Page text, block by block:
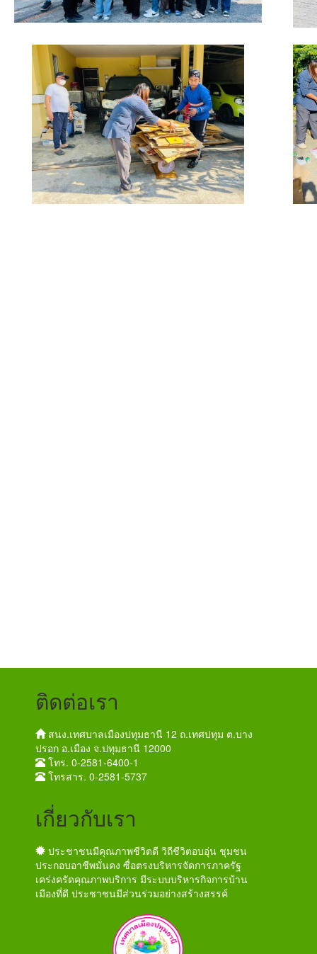
ติดต่อเรา
สนง.เทศบาลเมืองปทุมธานี 12 ถ.เทศปทุม ต.บาง
ปรอก อ.เมือง จ.ปทุมธานี 12000
โทร. 0-2581-6400-1
โทรสาร. 0-2581-5737
เกี่ยวกับเรา
ประชาชนมีคุณภาพชีวิตดี วิถีชีวิตอบอุ่น ชุมชน
ประกอบอาชีพมั่นคง ซื่อตรงบริหารจัดการภาครัฐ
เคร่งครัดคุณภาพบริการ มีระบบบริหารกิจการบ้าน
เมืองที่ดี ประชาชนมีส่วนร่วมอย่างสร้างสรรค์